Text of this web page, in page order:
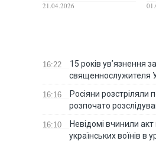
Мінпромторгу
21.04.2026
16:22
15 років ув’язнення
священнослужителя
16:16
Росіяни розстріляли
розпочато
16:10
Невідомі вчинили
українських воїнів в